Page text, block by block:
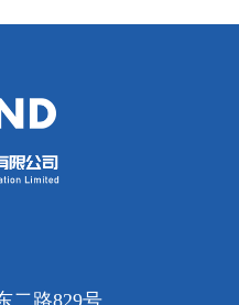
二路829号